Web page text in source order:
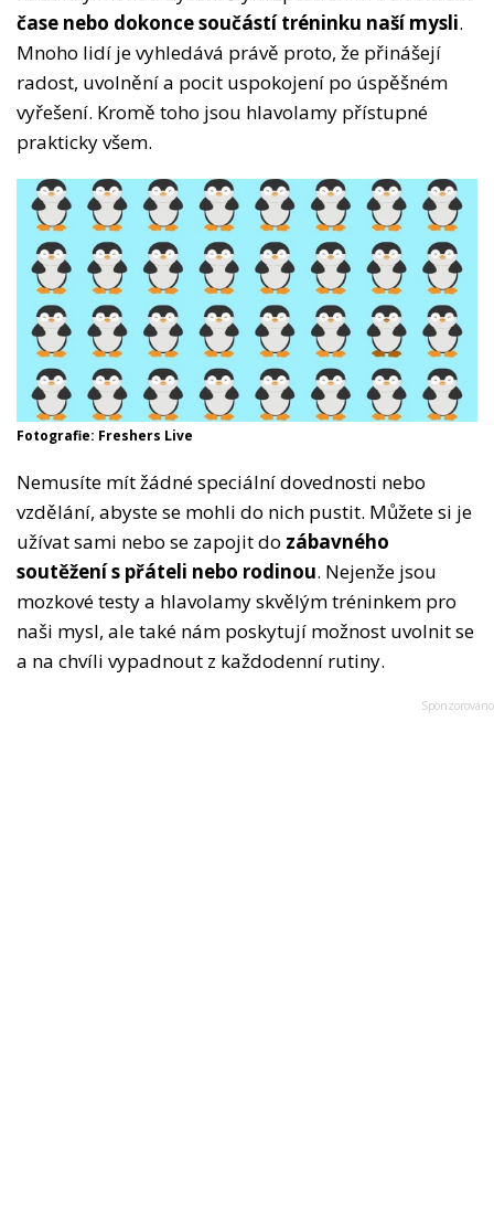
čase nebo dokonce součástí tréninku naší mysli.
Mnoho lidí je vyhledává právě proto, že přinášejí
radost, uvolnění a pocit uspokojení po úspěšném
vyřešení. Kromě toho jsou hlavolamy přístupné
prakticky všem.
Fotografie: Freshers Live
Nemusíte mít žádné speciální dovednosti nebo
vzdělání, abyste se mohli do nich pustit. Můžete si je
užívat sami nebo se zapojit do zábavného
soutěžení s přáteli nebo rodinou. Nejenže jsou
mozkové testy a hlavolamy skvělým tréninkem pro
naši mysl, ale také nám poskytují možnost uvolnit se
a na chvíli vypadnout z každodenní rutiny.